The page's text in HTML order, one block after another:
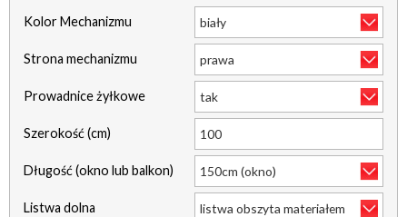
Kolor Mechanizmu
Strona mechanizmu
Prowadnice żyłkowe
Szerokość (cm)
Długość (okno lub balkon)
Listwa dolna